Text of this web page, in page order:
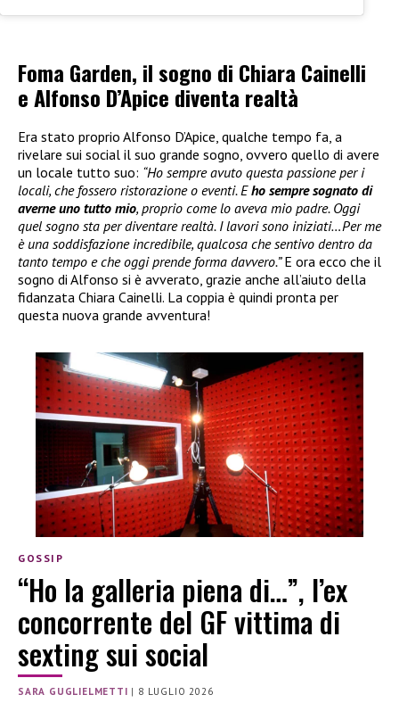
Foma Garden, il sogno di Chiara Cainelli
e Alfonso D’Apice diventa realtà
Era stato proprio Alfonso D’Apice, qualche tempo fa, a
rivelare sui social il suo grande sogno, ovvero quello di avere
un locale tutto suo: “Ho sempre avuto questa passione per i
locali, che fossero ristorazione o eventi. Eho sempre sognato di
averne uno tutto mio, proprio come lo aveva mio padre. Oggi
quel sogno sta per diventare realtà. I lavori sono iniziati…Per me
è una soddisfazione incredibile, qualcosa che sentivo dentro da
tanto tempo e che oggi prende forma davvero.”E ora ecco che il
sogno di Alfonso si è avverato, grazie anche all’aiuto della
fidanzata Chiara Cainelli. La coppia è quindi pronta per
questa nuova grande avventura!
GOSSIP
“Ho la galleria piena di…”, l’ex
concorrente del GF vittima di
sexting sui social
SARA GUGLIELMETTI | 8 LUGLIO 2026